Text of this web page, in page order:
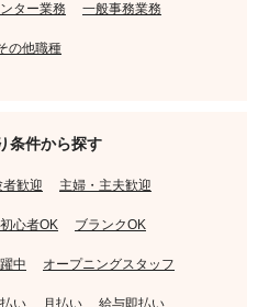
ター業務 一般事務業務
の他職種
条件から探す
者歓迎 主婦・主夫歓迎
心者OK ブランクOK
中 オープニングスタッフ